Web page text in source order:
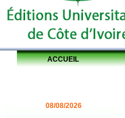
ACCUEIL
08/08/2026